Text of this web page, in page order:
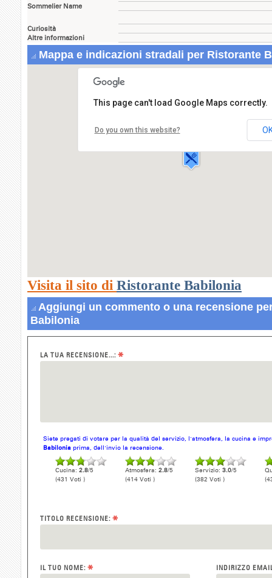
Sommelier Name
Curiosità
Altre informazioni
Mappa e indicazioni stradali per Ristorante
Scaparro,15
This page can't load Google Maps correctly.
Do you own this website?
Visita il sito di Ristorante Babilonia
Aggiungi un commento o una recensione
Babilonia
LA TUA RECENSIONE...: *
Siete pregati di votare per la qualità del servizio, l'atmosfera, la cucina e
Babilonia prima, dell'invio la recensione.
Cucina: 2.8/5
(431 Voti )
Atmosfera: 2.8/5
(414 Voti )
Servizio: 3.0/5
(382 Voti )
TITOLO RECENSIONE: *
IL TUO NOME: * INDIRIZZO